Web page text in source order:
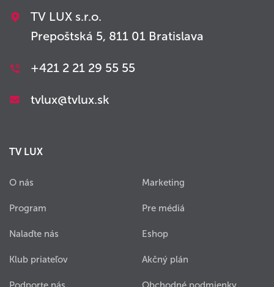
TV LUX s.r.o.
Prepoštská 5, 811 01 Bratislava
+421 2 21 29 55 55
tvlux@tvlux.sk
TV LUX
O nás
Program
Nalaďte nás
Klub priateľov
Marketing
Pre médiá
Eshop
Akčný plán